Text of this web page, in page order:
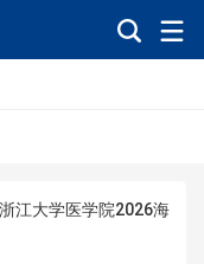
江大学医学院2026海